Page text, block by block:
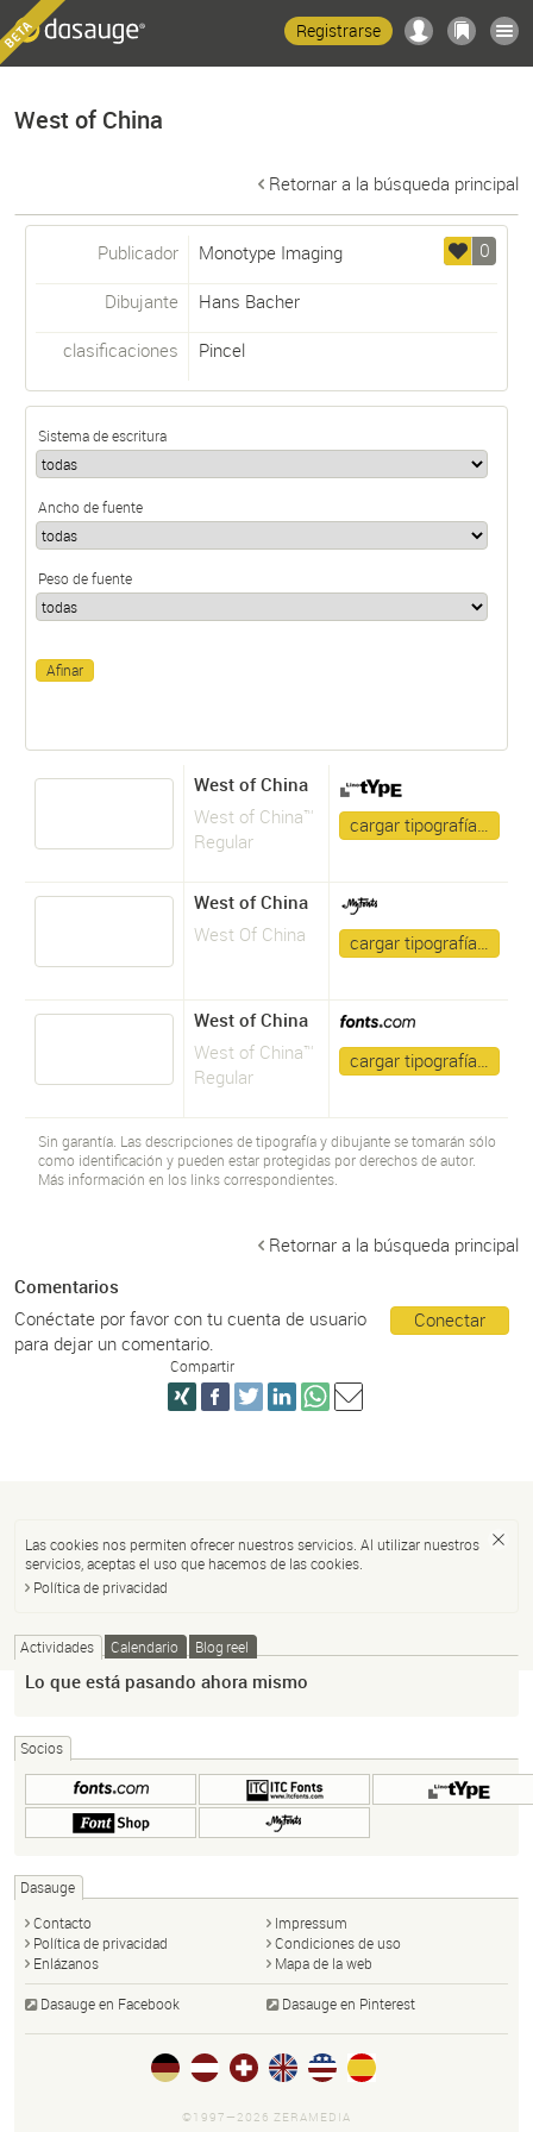
Registrarse
West of China
Retornar a la búsqueda principal
0
Publicador Monotype Imaging
Dibujante Hans Bacher
clasificaciones Pincel
Sistema de escritura
Ancho de fuente
Peso de fuente
West of China
West of China™
Regular
cargar tipografía…
West of China
West Of China
cargar tipografía…
West of China
West of China™
Regular
cargar tipografía…
Sin garantía. Las descripciones de tipografía y dibujante se tomarán sólo
como identificación y pueden estar protegidas por derechos de autor.
Más información en los links correspondientes.
Retornar a la búsqueda principal
Comentarios
Conectar
Conéctate por favor con tu cuenta de usuario
para dejar un comentario.
Compartir
Las cookies nos permiten ofrecer nuestros servicios. Al utilizar nuestros
servicios, aceptas el uso que hacemos de las cookies.
Política de privacidad
Actividades Calendario Blog reel
Lo que está pasando ahora mismo
Socios
Dasauge
Contacto
Impressum
Política de privacidad
Condiciones de uso
Enlázanos
Mapa de la web
Dasauge en Facebook Dasauge en Pinterest
©1997—2026 ZERAMEDIA